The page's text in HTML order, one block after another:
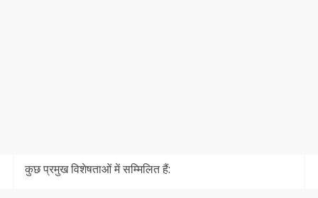
कुछ प्रमुख विशेषताओं में सम्मिलित हैं: